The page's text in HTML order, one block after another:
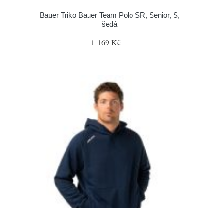
Bauer Triko Bauer Team Polo SR, Senior, S,
šedá
1 169 Kč